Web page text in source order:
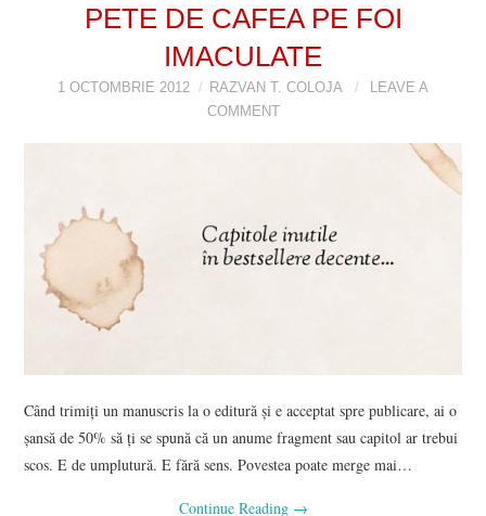
PETE DE CAFEA PE FOI
IMACULATE
1 OCTOMBRIE 2012 RAZVAN T. COLOJA
LEAVE A
COMMENT
Când trimiţi un manuscris la o editură şi e acceptat spre publicare, ai o
şansă de 50% să ţi se spună că un anume fragment sau capitol ar trebui
scos. E de umplutură. E fără sens. Povestea poate merge mai…
Continue Reading →